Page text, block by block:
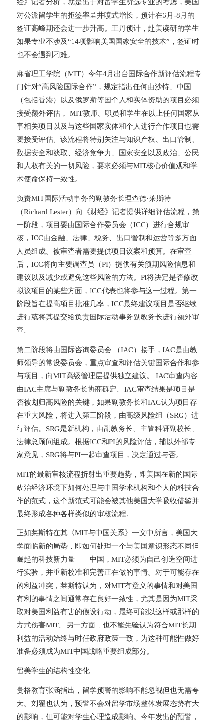
经》记者分析，就是出于对留学生所选专业的考虑，美国
对公派留学生的拒签率呈井喷式增长，预计在6月-8月的
签证高峰期还会进一步升高。王丹预计，赴美读研的学生
如果专业不涉及“14项影响美国国家安全的技术”，签证时
也不会遇到刁难。
麻省理工学院（MIT）今年4月出台国际合作新评估流程专
门针对“高风险国际合作”，规定指出任何由沙特、中国
（包括香港）以及俄罗斯等国个人和实体资助的项目必须
接受额外评估， MIT教师、职员和学生在以上任何国家从
事相关项目以及与这些国家实体和个人进行合作项目也需
要接受评估。 该流程将特别关注与知识产权、出口管制、
数据安全和获取、经济竞争力、国家安全以及政治、公民
和人权有关的一切风险，要求必须与MIT核心价值观和学
术使命保持一致性。
负责MIT国际活动事务的副教务长理查德·莱斯特
（Richard Lester）向《财经》记者提供详细评估流程，第
一阶段，项目要由国际合作委员会（ICC）进行合规审
核，ICC由金融、法律、税务、出口管制和运营等多方面
人员组成。被审查者需要提供项目议案和预算。在审查
后，ICC将向主要调查员（PI）提供有关预期风险信息和
建议以及减少或避免这些风险的方法。PI将决定是否修改
拟议项目的某些方面，ICC代表也将参与这一过程。第一
阶段旨在提高项目批准几率，ICC最终建议项目是否继续
进行或将其提交给负责国际活动事务副教务长进行额外审
查。
第二阶段将由国际咨询委员会 （IAC）接手，IAC是由教
师领导的常设委员会，重点审查和评估关键国际合作和参
与项目，向MIT高级管理层提供独立建议。 IAC审查内容
由IAC主席与副教务长协商确定。IAC审查结果是项目是
否被划归高风险的关键，如果副教务长和IAC认为项目存
在重大风险，将进入第三阶段，由高级风险组（SRG）进
行评估。SRG是新机构，由副教务长、主管科研副校长、
法律总顾问组成。根据ICC和PI的风险评估，辅以外部专
家意见，SRG将与PI一起审查项目，决定通过与否。
MIT的最新审核流程折射出重要趋势，即美国在新的国际
政治经济环境下如何处理与中国学术机构和个人的科技合
作的范式，这个新范式可能会被其他美国大学吸收借鉴并
最终形成各种各样类似的审核流程。
正如莱斯特在其《MIT与中国关系》一文中所言，美国大
学面临新的局势，即如何处理一个与美国意识形态不同但
崛起的科技新力量——中国，MIT必须为自己创造空间进
行实验，并重新校准和完善正在做的事情。对于可能存在
的利益冲突，莱斯特认为，对MIT有意义的事情和对美国
有利的事情之间通常存在良好一致性，尤其是因为MIT采
取对美国利益有害的假设行动，最终可能以这样或那样的
方式伤害MIT。另一方面，也不能先验认为符合MIT长期
利益的活动始终与时任政府政策一致，为这种可能性做好
准备必须成为MIT中国战略重要组成部分。
留美学生的结构性变化
贵格教育张涵指出，留学预警的影响不能忽视但也无需夸
大。刘翟也认为，预警不会对留学市场整体发展态势有大
的影响，但可能对学生心理造成影响。今年发出的预警，